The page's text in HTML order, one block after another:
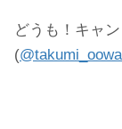
どうも！キャ
(